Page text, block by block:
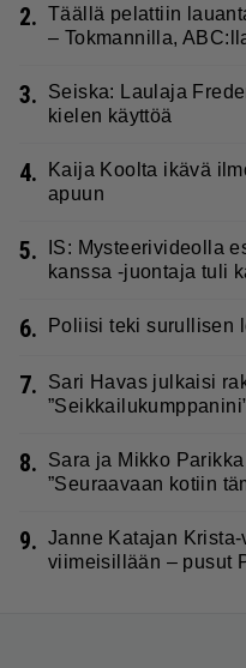
2. Täällä pelattiin
– Tokmannilla,
3.
Seiska: Laulaja
kielen käyttöä
4.
Kaija Koolta ikävä
apuun
5.
IS: Mysteerivideolla
kanssa -juontaja tuli
6. Poliisi teki surullisen
7.
Sari Havas julkaisi
8.
Sara ja Mikko
”Seuraavaan kotiin
9. Janne Katajan
viimeisillään – pusut